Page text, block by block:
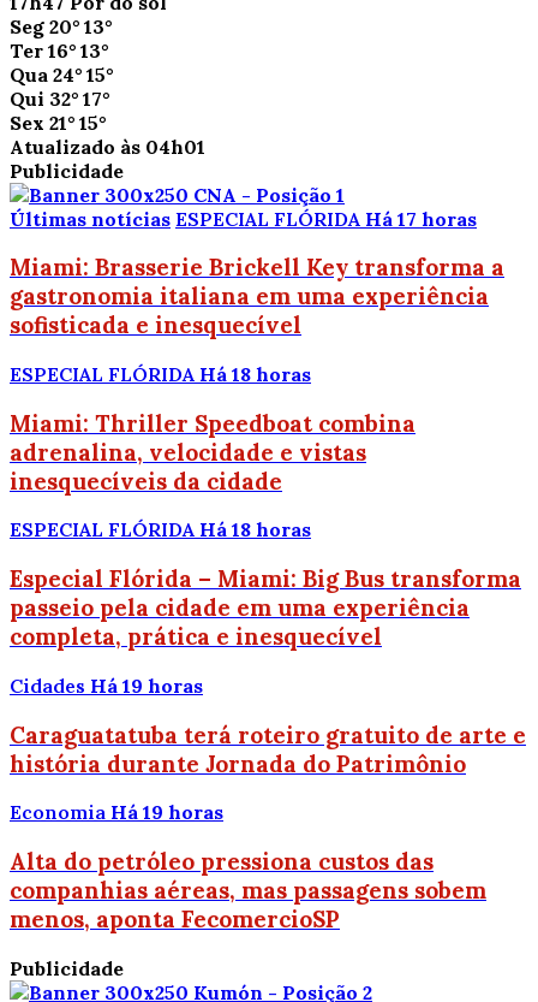
Seg 20° 13°
Ter 16° 13°
Qua 24° 15°
Qui 32° 17°
Sex 21° 15°
Atualizado às 04h01
Publicidade
Últimas notícias ESPECIAL FLÓRIDA Há 17 horas
Miami: Brasserie Brickell Key transforma a
gastronomia italiana em uma experiência
sofisticada e inesquecível
ESPECIAL FLÓRIDA Há 18 horas
Miami: Thriller Speedboat combina
adrenalina, velocidade e vistas
inesquecíveis da cidade
ESPECIAL FLÓRIDA Há 18 horas
Especial Flórida – Miami: Big Bus transforma
passeio pela cidade em uma experiência
completa, prática e inesquecível
Cidades Há 19 horas
Caraguatatuba terá roteiro gratuito de arte e
história durante Jornada do Patrimônio
Economia Há 19 horas
Alta do petróleo pressiona custos das
companhias aéreas, mas passagens sobem
menos, aponta FecomercioSP
Publicidade